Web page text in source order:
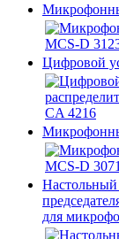
Цифровой
Настольный
для